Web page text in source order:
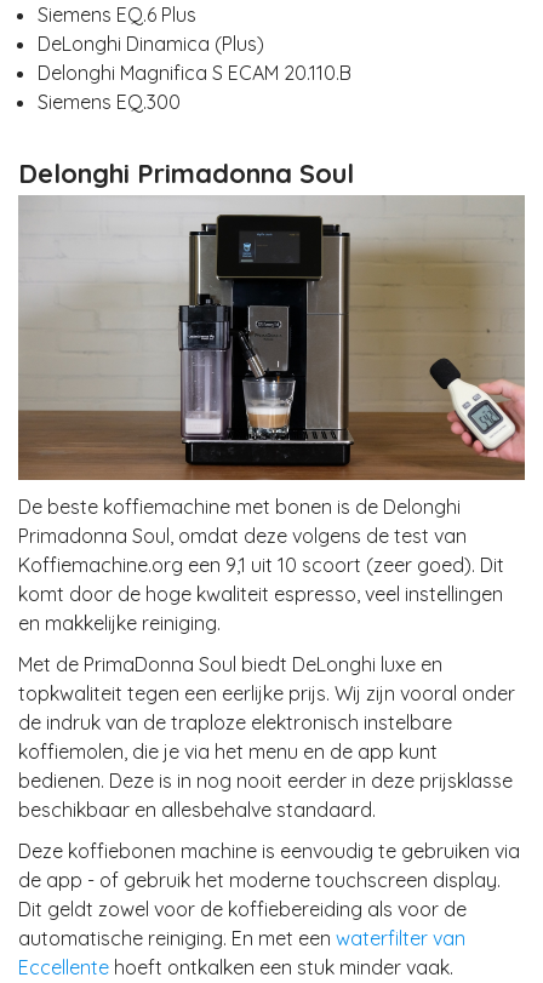
Siemens EQ.6 Plus
DeLonghi Dinamica (Plus)
Delonghi Magnifica S ECAM 20.110.B
Siemens EQ.300
Delonghi Primadonna Soul
De beste koffiemachine met bonen is de Delonghi
Primadonna Soul, omdat deze volgens de test van
Koffiemachine.org een 9,1 uit 10 scoort (zeer goed). Dit
komt door de hoge kwaliteit espresso, veel instellingen
en makkelijke reiniging.
Met de PrimaDonna Soul biedt DeLonghi luxe en
topkwaliteit tegen een eerlijke prijs. Wij zijn vooral onder
de indruk van de traploze elektronisch instelbare
koffiemolen, die je via het menu en de app kunt
bedienen. Deze is in nog nooit eerder in deze prijsklasse
beschikbaar en allesbehalve standaard.
Deze koffiebonen machine is eenvoudig te gebruiken via
de app - of gebruik het moderne touchscreen display.
Dit geldt zowel voor de koffiebereiding als voor de
automatische reiniging. En met een waterfilter van
Eccellente hoeft ontkalken een stuk minder vaak.